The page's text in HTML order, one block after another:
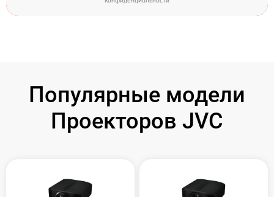
Популярные модели
Проекторов JVC